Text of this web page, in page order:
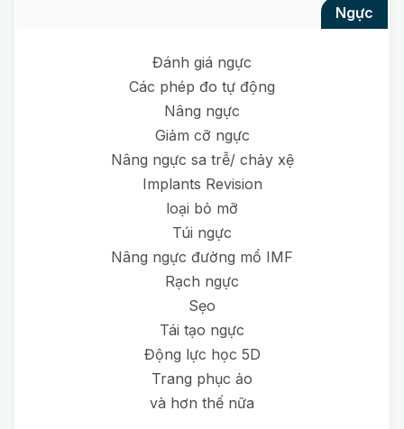
ngực
Đánh giá ngực
Các phép đo tự động
Nâng ngực
Giảm cỡ ngực
Nâng ngực sa trễ/ chảy xệ
Implants Revision
loại bỏ mỡ
Túi ngực
Nâng ngực đường mổ IMF
Rạch ngực
Sẹo
Tái tạo ngực
Động lực học 5D
Trang phục ảo
và hơn thế nữa